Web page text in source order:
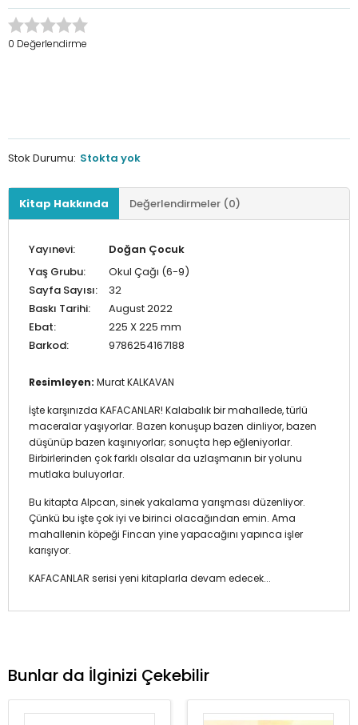
0 Değerlendirme
Stok Durumu: Stokta yok
Kitap Hakkında Değerlendirmeler (0)
Yayınevi:
Doğan Çocuk
Yaş Grubu:
Okul Çağı (6-9)
Sayfa Sayısı:
32
Baskı Tarihi:
August 2022
Ebat:
225 X 225 mm
Barkod:
9786254167188
Resimleyen: Murat KALKAVAN
İşte karşınızda KAFACANLAR! Kalabalık bir mahallede, türlü
maceralar yaşıyorlar. Bazen konuşup bazen dinliyor, bazen
düşünüp bazen kaşınıyorlar; sonuçta hep eğleniyorlar.
Birbirlerinden çok farklı olsalar da uzlaşmanın bir yolunu
mutlaka buluyorlar.
Bu kitapta Alpcan, sinek yakalama yarışması düzenliyor.
Çünkü bu işte çok iyi ve birinci olacağından emin. Ama
mahallenin köpeği Fincan yine yapacağını yapınca işler
karışıyor.
KAFACANLAR serisi yeni kitaplarla devam edecek...
Bunlar da İlginizi Çekebilir